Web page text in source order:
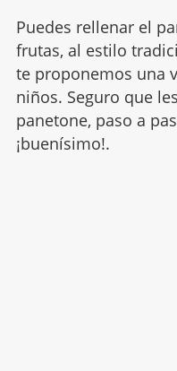
Puedes rellenar el
frutas, al estilo
te proponemos una
niños. Seguro que
panetone, paso a
¡buenísimo!.